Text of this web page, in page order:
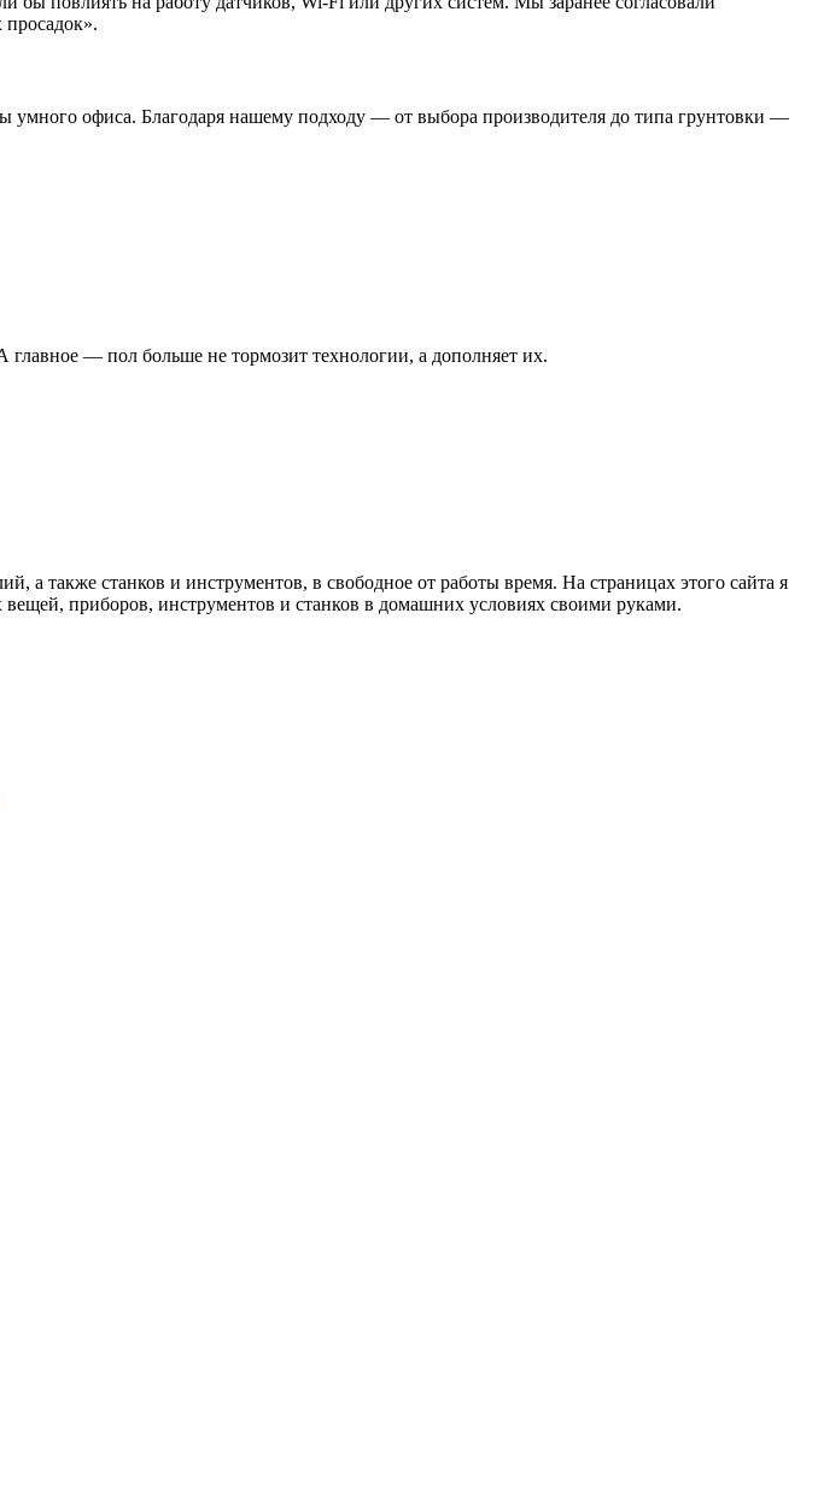
умного офиса. Благодаря нашему подходу — от выбора производителя до типа грунтовки —
— пол больше не тормозит технологии, а дополняет их.
а также станков и инструментов, в свободное от работы время. На страницах этого сайта я
вещей, приборов, инструментов и станков в домашних условиях своими руками.